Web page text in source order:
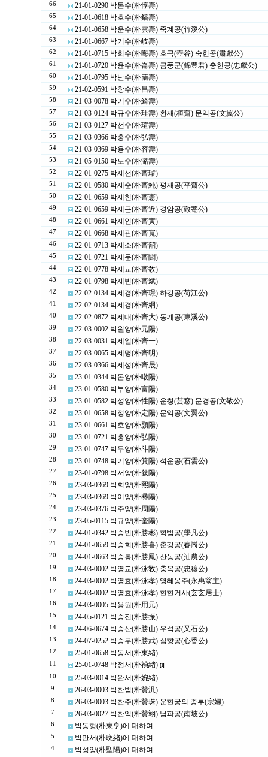
66 21-01-0290 박돈수(朴惇壽)
65 21-01-0618 박호수(朴鎬壽)
64 21-01-0658 박운수(朴雲壽) 죽계공(竹溪公)
63 21-01-0667 박기수(朴岐壽)
62 21-01-0715 박회수(朴晦壽) 호곡(壺谷) 숙헌공(肅獻公)
61 21-01-0720 박윤수(朴崙壽) 금풍군(錦豊君) 충헌공(忠獻公)
60 21-01-0795 박난수(朴蘭壽)
59 21-02-0591 박창수(朴昌壽)
58 21-03-0078 박기수(朴綺壽)
57 21-03-0124 박규수(朴珪壽) 환재(桓齋) 문익공(文翼公)
56 21-03-0127 박선수(朴瑄壽)
55 21-03-0366 박홍수(朴弘壽)
54 21-03-0369 박용수(朴容壽)
53 21-05-0150 박노수(朴潞壽)
52 22-01-0275 박제선(朴齊璿)
51 22-01-0580 박제순(朴齊純) 평재공(平齋公)
50 22-01-0659 박제헌(朴齊憲)
49 22-01-0659 박제근(朴齊近) 경암공(敬菴公)
48 22-01-0661 박제인(朴齊寅)
47 22-01-0668 박제관(朴齊寬)
46 22-01-0713 박제소(朴齊韶)
45 22-01-0721 박제문(朴齊聞)
44 22-01-0778 박제교(朴齊敎)
43 22-01-0798 박제빈(朴齊斌)
42 22-02-0134 박제경(朴齊璟) 하강공(荷江公)
41 22-02-0134 박제경(朴齊絅)
40 22-02-0872 박제대(朴齊大) 동계공(東溪公)
39 22-03-0002 박원양(朴元陽)
38 22-03-0031 박제일(朴齊一)
37 22-03-0065 박제명(朴齊明)
36 22-03-0366 박제성(朴齊晟)
35 23-01-0344 박돈양(朴暾陽)
34 23-01-0580 박부양(朴富陽)
33 23-01-0582 박성양(朴性陽) 운창(芸窓) 문경공(文敬公)
32 23-01-0658 박정양(朴定陽) 문익공(文翼公)
31 23-01-0661 박호양(朴顥陽)
30 23-01-0721 박홍양(朴弘陽)
29 23-01-0747 박두양(朴斗陽)
28 23-01-0748 박기양(朴箕陽) 석운공(石雲公)
27 23-01-0798 박서양(朴敍陽)
26 23-03-0369 박희양(朴熙陽)
25 23-03-0369 박이양(朴彝陽)
24 23-03-0376 박주양(朴周陽)
23 23-05-0115 박규양(朴奎陽)
22 24-01-0342 박승빈(朴勝彬) 학범공(學凡公)
21 24-01-0659 박승희(朴勝喜) 춘강공(春崗公)
20 24-01-0663 박승봉(朴勝鳳) 산농공(汕農公)
19 24-03-0002 박영교(朴泳敎) 충목공(忠穆公)
18 24-03-0002 박영효(朴泳孝) 영혜옹주(永惠翁主)
17 24-03-0002 박영효(朴泳孝) 현현거사(玄玄居士)
16 24-03-0005 박용원(朴用元)
15 24-05-0121 박승진(朴勝振)
14 24-06-0674 박승산(朴勝山) 우석공(又石公)
13 24-07-0252 박승무(朴勝武) 심향공(心香公)
12 25-01-0658 박동서(朴東緖)
11 25-01-0748 박정서(朴禎緖) [1]
10 25-03-0014 박완서(朴婉緖)
9 26-03-0003 박찬범(朴贊汎)
8 26-03-0003 박찬주(朴贊珠) 운현궁의 종부(宗婦)
7 26-03-0027 박찬익(朴贊翊) 남파공(南坡公)
6 박동형(朴東亨)에 대하여
5 박만서(朴晩緖)에 대하여
4 박성양(朴聖陽)에 대하여